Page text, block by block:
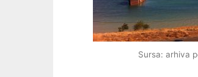
Sursa: arhiva